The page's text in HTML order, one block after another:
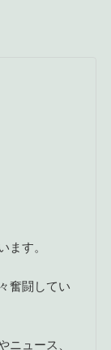
ます。
奮闘してい
ニュース、